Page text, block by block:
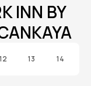
INN BY
12 13 14